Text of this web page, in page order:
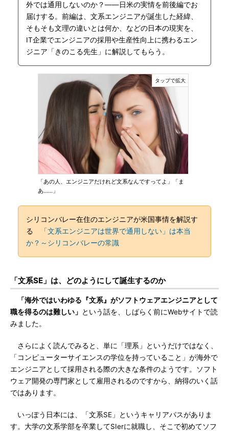
外では通用しないのか？――日米の実情を前後編でお
届けする。前編は、文系エンジニアが誕生した経緯、
そもそも文理の違いとは何か、などの日本の現実を、
IT企業でエンジニアの採用や生産性向上に携わるエン
ジニア「きのこる先生」に解説してもらう。
「あの人、エンジニアだけれど文系なんですってよ」「ま
あ……」
シリコンバレー在住のエンジニアが米国事情を解説す
る
「文系エンジニアは世界で通用しない」は本当
か？～シリコンバレーの常識
「文系SE」は、どのようにして誕生するのか
「海外ではいわゆる『文系』がソフトウェアエンジニアとして
職を得るのは難しい」 という話を、しばらく前にWebサイトで読
みました。
さらによく読んでみると、単に「理系」というだけではなく、
「コンピューターサイエンスの学位を持っていること」が海外で
エンジニアとして採用される際の大きな条件のようです。ソフト
ウェア開発の専門家として雇用されるのですから、納得のいく話
ではあります。
いっぽう日本には、「文系SE」というキャリアパスがありま
す。大学の文系学部を卒業してSIerに就職し、そこで初めてソフ